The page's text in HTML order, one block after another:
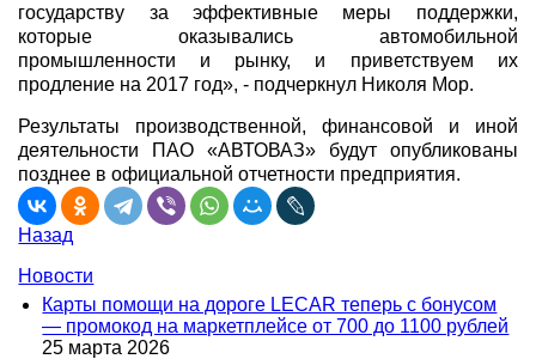
государству за эффективные меры поддержки,
которые оказывались автомобильной
промышленности и рынку, и приветствуем их
продление на 2017 год», - подчеркнул Николя Мор.
Результаты производственной, финансовой и иной
деятельности ПАО «АВТОВАЗ» будут опубликованы
позднее в официальной отчетности предприятия.
Назад
Новости
Карты помощи на дороге LECAR теперь с бонусом
— промокод на маркетплейсе от 700 до 1100 рублей
25 марта 2026